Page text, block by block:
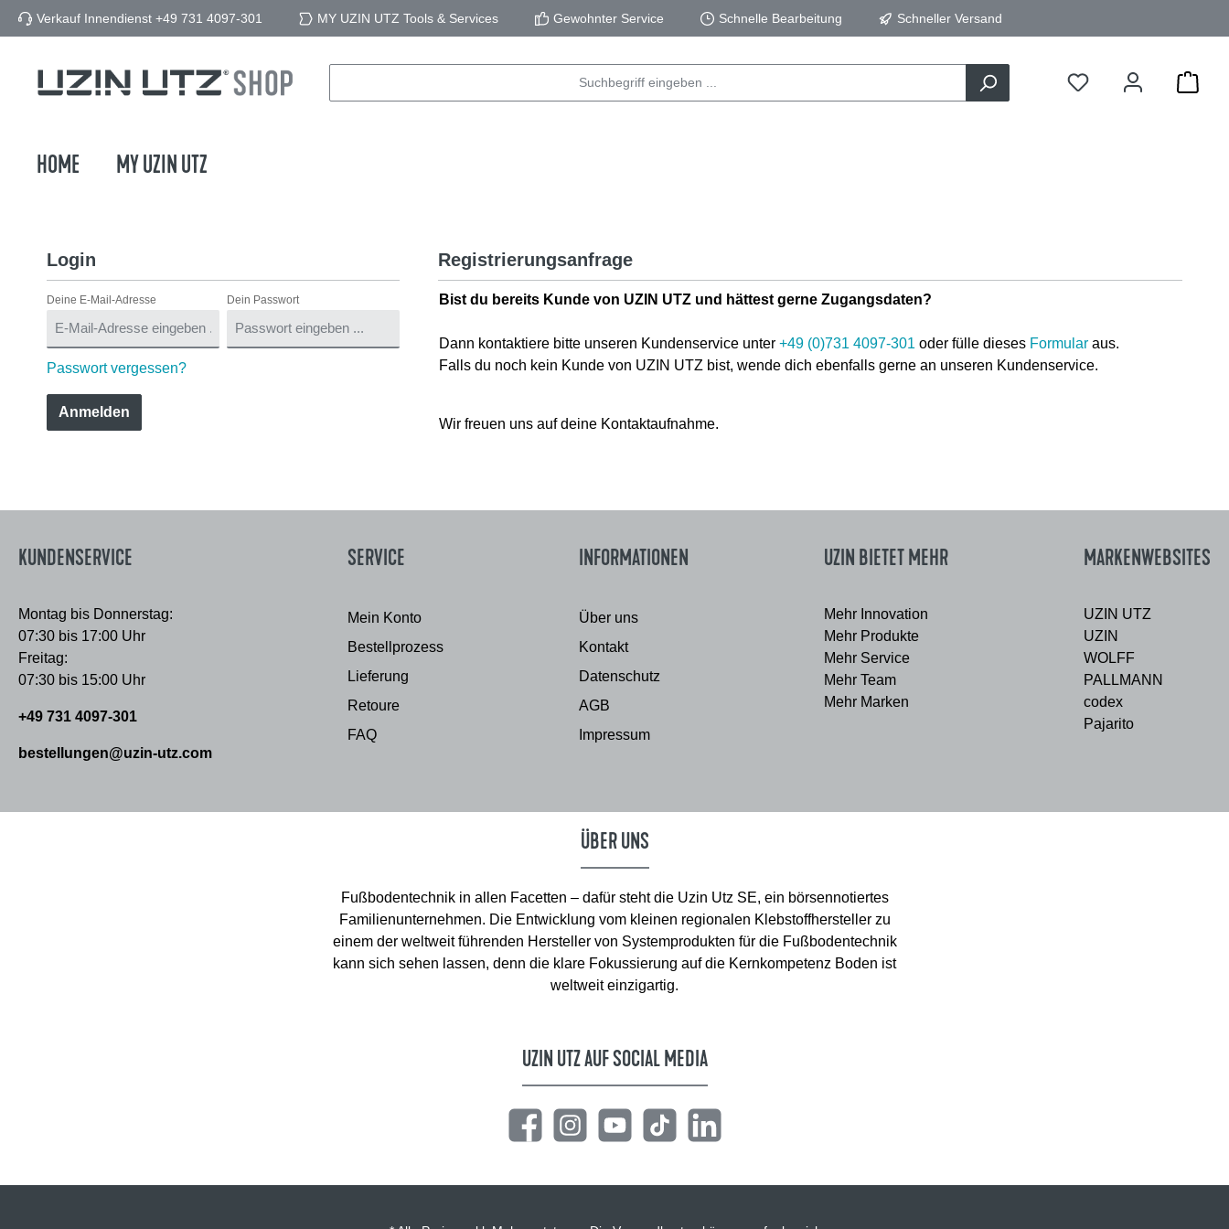
Zur Hauptnavigation springen
Verkauf Innendienst +49 731 4097-301 MY UZIN UTZ Tools & Services Gewohnter Service Schnelle Bearbeitung Schneller Versand
HOME MY UZIN UTZ
Login
Deine E-Mail-Adresse Dein Passwort
Passwort vergessen?
Anmelden
Registrierungsanfrage
Bist du bereits Kunde von UZIN UTZ und hättest gerne Zugangsdaten?
Dann kontaktiere bitte unseren Kundenservice unter +49 (0)731 4097-301 oder fülle dieses Formular aus.
Falls du noch kein Kunde von UZIN UTZ bist, wende dich ebenfalls gerne an unseren Kundenservice.
Wir freuen uns auf deine Kontaktaufnahme.
KUNDENSERVICE
Montag bis Donnerstag:
07:30 bis 17:00 Uhr
Freitag:
07:30 bis 15:00 Uhr
+49 731 4097-301
bestellungen@uzin-utz.com
SERVICE
Mein Konto
Bestellprozess
Lieferung
Retoure
FAQ
INFORMATIONEN
Über uns
Kontakt
Datenschutz
AGB
Impressum
UZIN BIETET MEHR
Mehr Innovation
Mehr Produkte
Mehr Service
Mehr Team
Mehr Marken
MARKENWEBSITES
UZIN UTZ
UZIN
WOLFF
PALLMANN
codex
Pajarito
ÜBER UNS
Fußbodentechnik in allen Facetten – dafür steht die Uzin Utz SE, ein börsennotiertes
Familienunternehmen. Die Entwicklung vom kleinen regionalen Klebstoffhersteller zu
einem der weltweit führenden Hersteller von Systemprodukten für die Fußbodentechnik
kann sich sehen lassen, denn die klare Fokussierung auf die Kernkompetenz Boden ist
weltweit einzigartig.
UZIN UTZ AUF SOCIAL MEDIA
FacebookInstagramYouTubeTikTok LinkedIn